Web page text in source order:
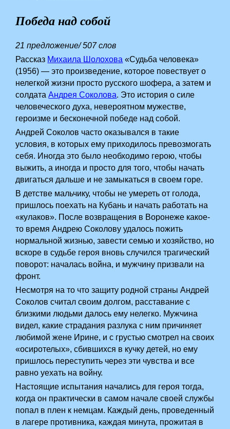
Победа над собой
21 предложение/ 507 слов
Рассказ Михаила Шолохова «Судьба человека»
(1956) — это произведение, которое повествует о
нелегкой жизни просто русского шофера, а затем и
солдатаАндрея Соколова. Это история о силе
человеческого духа, невероятном мужестве,
героизме и бесконечной победе над собой.
Андрей Соколов часто оказывался в такие
условия, в которых ему приходилось превозмогать
себя. Иногда это было необходимо герою, чтобы
выжить, а иногда и просто для того, чтобы начать
двигаться дальше и не замыкаться в своем горе.
В детстве мальчику, чтобы не умереть от голода,
пришлось поехать на Кубань и начать работать на
«кулаков». После возвращения в Воронеже какое-
то время Андрею Соколову удалось пожить
нормальной жизнью, завести семью и хозяйство, но
вскоре в судьбе героя вновь случился трагический
поворот: началась война, и мужчину призвали на
фронт.
Несмотря на то что защиту родной страны Андрей
Соколов считал своим долгом, расставание с
близкими людьми далось ему нелегко. Мужчина
видел, какие страдания разлука с ним причиняет
любимой жене Ирине, и с грустью смотрел на своих
«осиротелых», сбившихся в кучку детей, но ему
пришлось переступить через эти чувства и все
равно уехать на войну.
Настоящие испытания начались для героя тогда,
когда он практически в самом начале своей службы
попал в плен к немцам. Каждый день, проведенный
в лагере противника, каждая минута, прожитая в